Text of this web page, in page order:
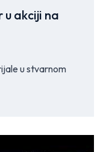
akciji na
u stvarnom